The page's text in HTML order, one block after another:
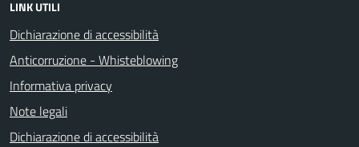
LINK UTILI
Dichiarazione di accessibilità
Anticorruzione - Whisteblowing
Informativa privacy
Note legali
Dichiarazione di accessibilità